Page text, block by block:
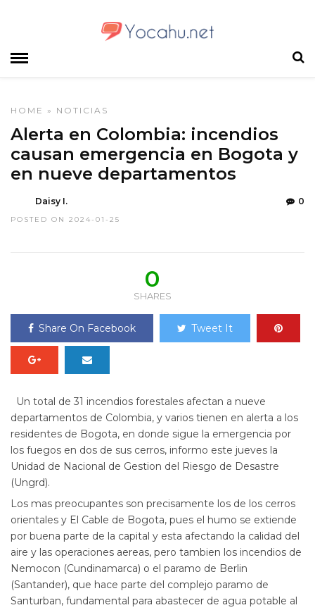
HOME » NOTICIAS
Alerta en Colombia: incendios
causan emergencia en Bogota y
en nueve departamentos
Daisy I.
POSTED ON 2024-01-25
0
0
SHARES
Share On Facebook Tweet It
Un total de 31 incendios forestales afectan a nueve
departamentos de Colombia, y varios tienen en alerta a los
residentes de Bogota, en donde sigue la emergencia por
los fuegos en dos de sus cerros, informo este jueves la
Unidad de Nacional de Gestion del Riesgo de Desastre
(Ungrd).
Los mas preocupantes son precisamente los de los cerros
orientales y El Cable de Bogota, pues el humo se extiende
por buena parte de la capital y esta afectando la calidad del
aire y las operaciones aereas, pero tambien los incendios de
Nemocon (Cundinamarca) o el paramo de Berlin
(Santander), que hace parte del complejo paramo de
Santurban, fundamental para abastecer de agua potable al